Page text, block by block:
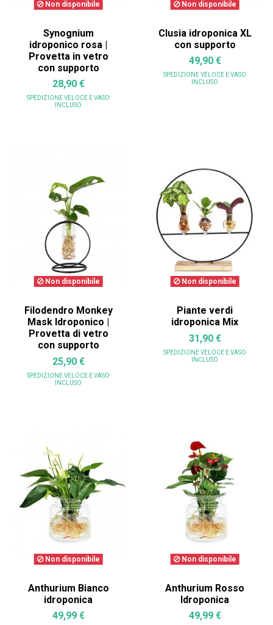
Non disponibile
Synognium
idroponico rosa |
Provetta in vetro
con supporto
28,90 €
SPEDIZIONE VELOCE E VASO
INCLUSO
Non disponibile
Clusia idroponica XL
con supporto
49,90 €
SPEDIZIONE VELOCE E VASO
INCLUSO
Non disponibile
Filodendro Monkey
Mask Idroponico |
Provetta di vetro
con supporto
25,90 €
SPEDIZIONE VELOCE E VASO
INCLUSO
Non disponibile
Piante verdi
idroponica Mix
31,90 €
SPEDIZIONE VELOCE E VASO
INCLUSO
Non disponibile
Anthurium Bianco
idroponica
49,99 €
Non disponibile
Anthurium Rosso
Idroponica
49,99 €